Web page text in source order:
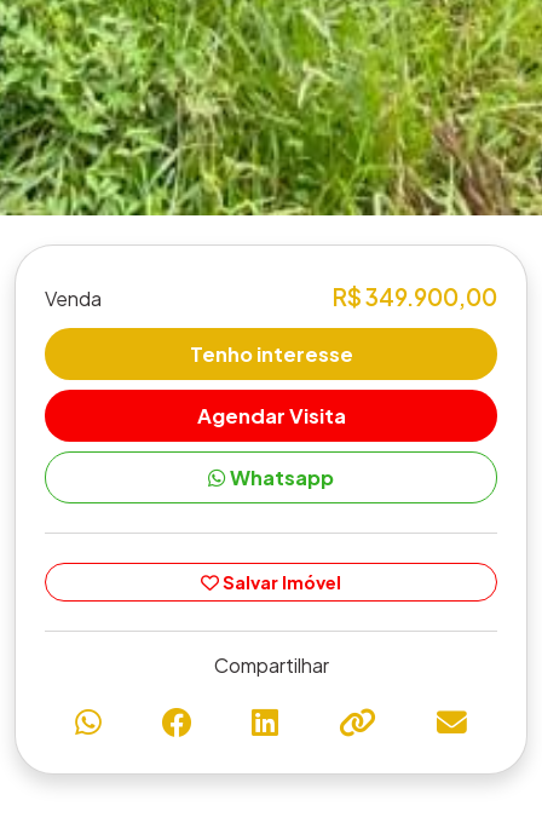
Venda R$ 349.900,00
Tenho interesse
Agendar Visita
Whatsapp
Salvar Imóvel
Compartilhar